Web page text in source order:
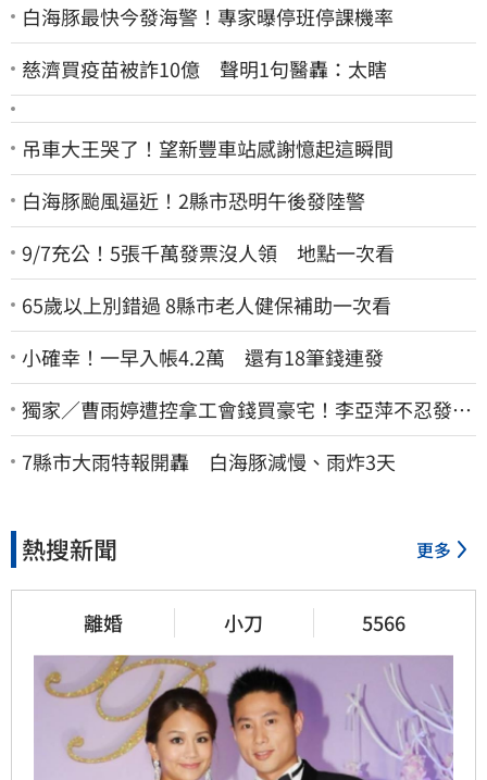
白海豚最快今發海警！專家曝停班停課機率
慈濟買疫苗被詐10億 聲明1句醫轟：太瞎
吊車大王哭了！望新豐車站感謝憶起這瞬間
白海豚颱風逼近！2縣市恐明午後發陸警
9/7充公！5張千萬發票沒人領 地點一次看
65歲以上別錯過 8縣市老人健保補助一次看
小確幸！一早入帳4.2萬 還有18筆錢連發
獨家／曹雨婷遭控拿工會錢買豪宅！李亞萍不忍發
聲：余天管工會都貼錢
7縣市大雨特報開轟 白海豚減慢、雨炸3天
熱搜新聞 更多
離婚 小刀 5566